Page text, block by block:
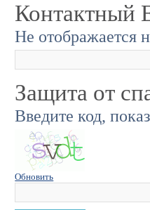
Контактный
Не отображается
Защита от
Введите код,
Обновить